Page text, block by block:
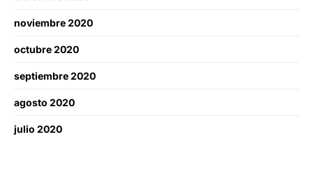
noviembre 2020
octubre 2020
septiembre 2020
agosto 2020
julio 2020